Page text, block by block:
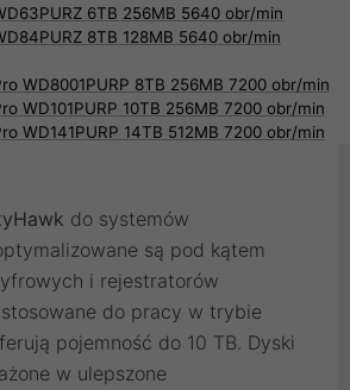
6TB 256MB 5640 obr/min
8TB 128MB 5640 obr/min
WD8001PURP 8TB 256MB 7200 obr/min
WD101PURP 10TB 256MB 7200 obr/min
WD141PURP 14TB 512MB 7200 obr/min
do systemów
są pod kątem
i rejestratorów
do pracy w trybie
pojemność do 10 TB. Dyski
w ulepszone